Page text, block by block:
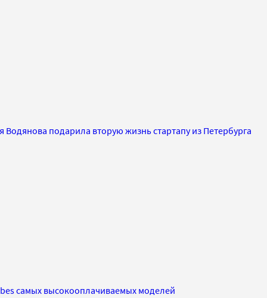
подарила вторую жизнь стартапу из Петербурга
самых высокооплачиваемых моделей